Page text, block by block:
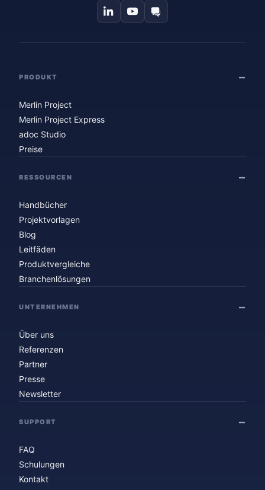
PRODUKT
Merlin Project
Merlin Project Express
adoc Studio
Preise
RESSOURCEN
Handbücher
Projektvorlagen
Blog
Leitfäden
Produktvergleiche
Branchenlösungen
UNTERNEHMEN
Über uns
Referenzen
Partner
Presse
Newsletter
SUPPORT
FAQ
Schulungen
Kontakt